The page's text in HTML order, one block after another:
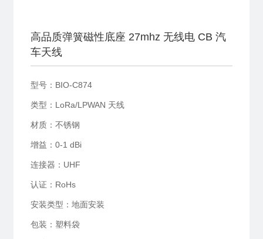
高品质弹簧磁性底座 27mhz 无线电 CB 汽
车天线
型号：BIO-C874
类型：LoRa/LPWAN 天线
材质：不锈钢
增益：0-1 dBi
连接器：UHF
认证：RoHs
安装类型：地面安装
包装：塑料袋